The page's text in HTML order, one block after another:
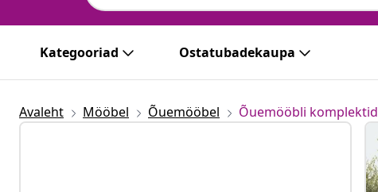
Kategooriad Ostatubadekaupa
Avaleht Mööbel Õuemööbel Õuemööbli komplektid